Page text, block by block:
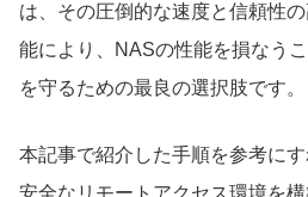
は、その圧倒的な速度と信頼性
能により、NASの性能を損なう
を守るための最良の選択肢です。
本記事で紹介した手順を参考に
安全なリモートアクセス環境を